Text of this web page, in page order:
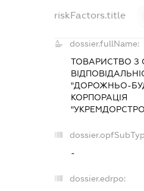
riskFactors.title
dossier.fullName:
ТОВАРИСТВО
"ДОРОЖНЬО-
КОРПОРАЦІЯ
-
dossier.edrpo: